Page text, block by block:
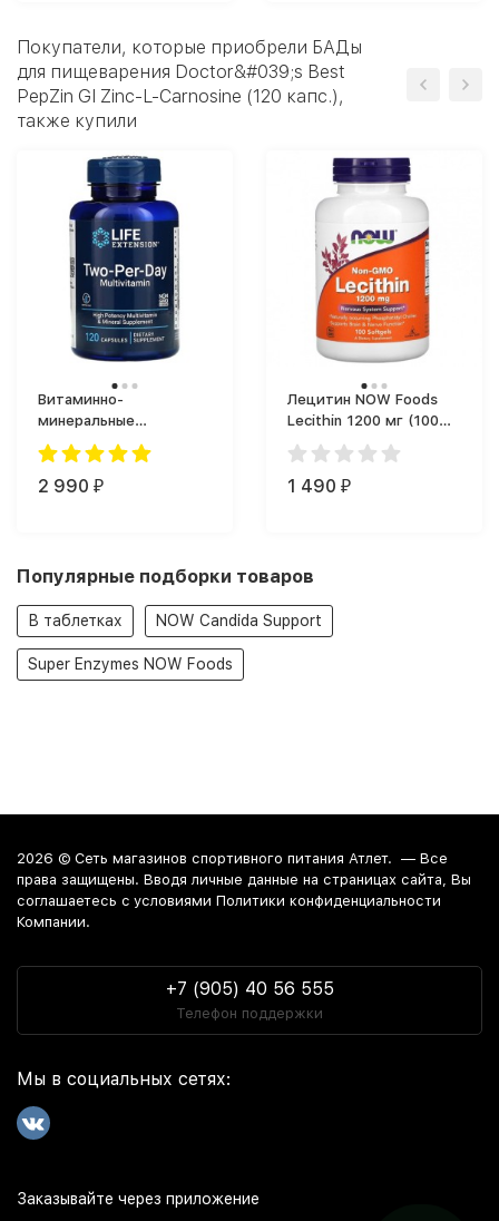
Покупатели, которые приобрели БАДы
для пищеварения Doctor&#039;s Best
PepZin GI Zinc-L-Carnosine (120 капс.),
также купили
Витаминно-
минеральные
комплексы Life
Extension Two-Per-Day
(Тупер Дей от Лайф
2 990 ₽
Лецитин NOW Foods
Lecithin 1200 мг (100
капс.)
1 490 ₽
Популярные подборки товаров
В таблетках NOW Candida Support
Super Enzymes NOW Foods
2026 © Сеть магазинов спортивного питания Атлет. — Все
права защищены. Вводя личные данные на страницах сайта, Вы
соглашаетесь c условиями Политики конфиденциальности
Компании.
+7 (905) 40 56 555
Телефон поддержки
Мы в социальных сетях:
Заказывайте через приложение